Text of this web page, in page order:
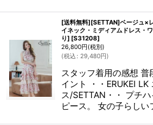
[送料無料][SETTAN]ベージュ×
イネック・ミディアムドレス・
り] [S31208]
26,800円(税別)
(税込 : 29,480円)
スタッフ着用の感想
イント ・・ERUKEI LK
ス/SETTAN・・ プチ
ピース。 女の子らし